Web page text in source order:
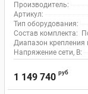
Производитель:
Артикул:
Тип оборудования:
Состав комплекта:
Диапазон крепления
Напряжение сети, В:
1 149 740 руб